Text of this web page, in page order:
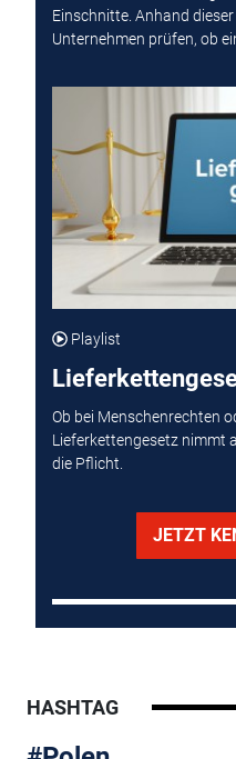
Einschnitte. Anhand
Unternehmen prüfen, ob
Playlist
Ob bei Menschenrechten
Lieferkettengesetz nimmt
die Pflicht.
JETZT
HASHTAG